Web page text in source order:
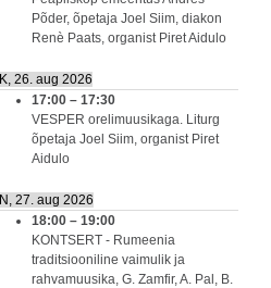
Põder, õpetaja Joel Siim, diakon
Renè Paats, organist Piret Aidulo
K, 26. aug 2026
17:00 – 17:30
VESPER orelimuusikaga. Liturg
õpetaja Joel Siim, organist Piret
Aidulo
N, 27. aug 2026
18:00 – 19:00
KONTSERT - Rumeenia
traditsiooniline vaimulik ja
rahvamuusika, G. Zamfir, A. Pal, B.